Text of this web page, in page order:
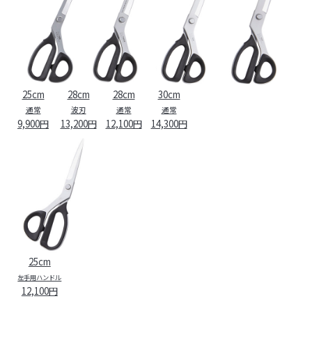
25cm
通常
9,900円
28cm
波刃
13,200円
28cm
通常
12,100円
30cm
通常
14,300円
25cm
左手用ハンドル
12,100円